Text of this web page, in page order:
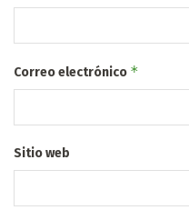
Correo electrónico *
Sitio web